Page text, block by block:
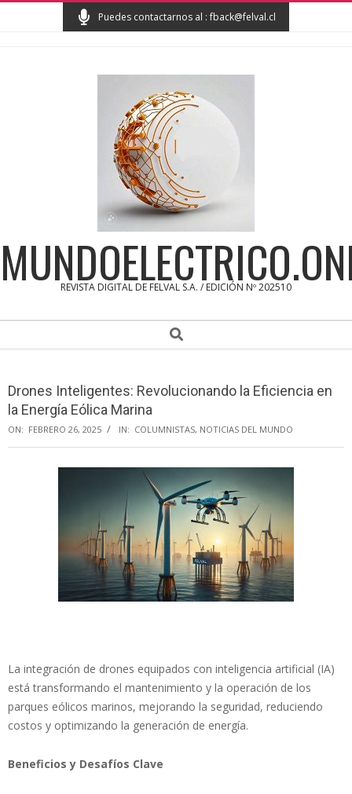
Puedes contactarnos al : fback@felval.cl
REVISTA DIGITAL DE FELVAL S.A. / EDICIÓN Nº 202510
Search
Drones Inteligentes: Revolucionando la Eficiencia en
la Energía Eólica Marina
ON: FEBRERO 26, 2025 IN: COLUMNISTAS, NOTICIAS DEL MUNDO
La integración de drones equipados con inteligencia artificial (IA)
está transformando el mantenimiento y la operación de los
parques eólicos marinos, mejorando la seguridad, reduciendo
costos y optimizando la generación de energía.
Beneficios y Desafíos Clave